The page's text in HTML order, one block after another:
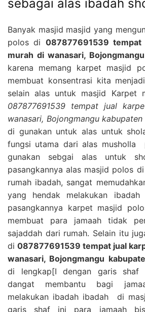
sebagai alas ibadah
Banyak masjid masjid yang
polos di 087877691539
murah di wanasari,
karena memang karpet masjid
membuat konsentrasi kita
selain alas untuk masjid
087877691539 tempat jual
wanasari, Bojongmangu
di gunakan untuk alas untuk
fungsi utama dari alas musholla
gunakan sebgai alas untuk
pasangkannya alas masjid polos
rumah ibadah, sangat
yang hendak melakukan
pasangkannya karpet masjid
membuat para jamaah tidak
sajaddah dari rumah. Selain itu
di 087877691539 tempat jual
wanasari, Bojongmangu
di lengkap[I dengan garis shaf
dangat membantu bagi
melakukan ibadah ibadah di
garis shaf ini para jamaah